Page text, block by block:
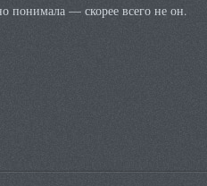
понимала — скорее всего не он.